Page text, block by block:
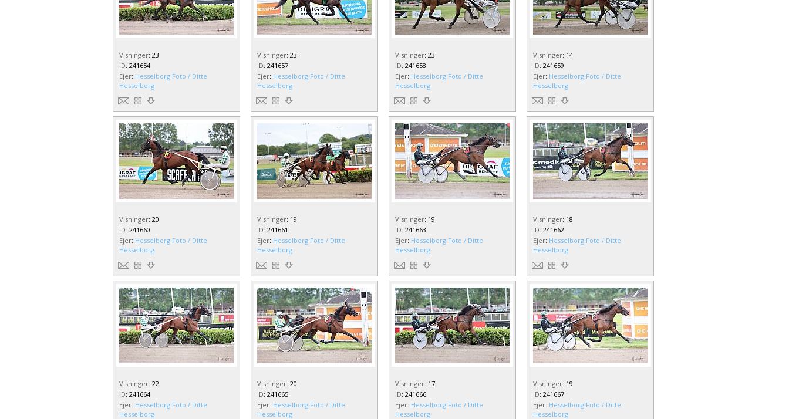
Visninger: 23
ID: 241654
Ejer: Hesselborg Foto / Ditte
Hesselborg
Visninger: 23
ID: 241657
Ejer: Hesselborg Foto / Ditte
Hesselborg
Visninger: 23
ID: 241658
Ejer: Hesselborg Foto / Ditte
Hesselborg
Visninger: 14
ID: 241659
Ejer: Hesselborg Foto / Ditte
Hesselborg
Visninger: 20
ID: 241660
Ejer: Hesselborg Foto / Ditte
Hesselborg
Visninger: 19
ID: 241661
Ejer: Hesselborg Foto / Ditte
Hesselborg
Visninger: 19
ID: 241663
Ejer: Hesselborg Foto / Ditte
Hesselborg
Visninger: 18
ID: 241662
Ejer: Hesselborg Foto / Ditte
Hesselborg
Visninger: 22
ID: 241664
Ejer: Hesselborg Foto / Ditte
Hesselborg
Visninger: 20
ID: 241665
Ejer: Hesselborg Foto / Ditte
Hesselborg
Visninger: 17
ID: 241666
Ejer: Hesselborg Foto / Ditte
Hesselborg
Visninger: 19
ID: 241667
Ejer: Hesselborg Foto / Ditte
Hesselborg